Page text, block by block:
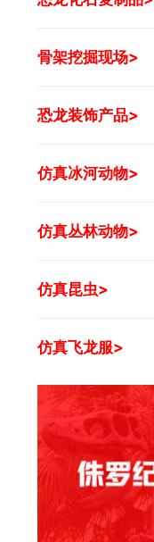
骨架挖掘现场>
恐龙装饰产品>
仿真冰河动物>
仿真丛林动物>
仿真昆虫>
仿真飞龙服>